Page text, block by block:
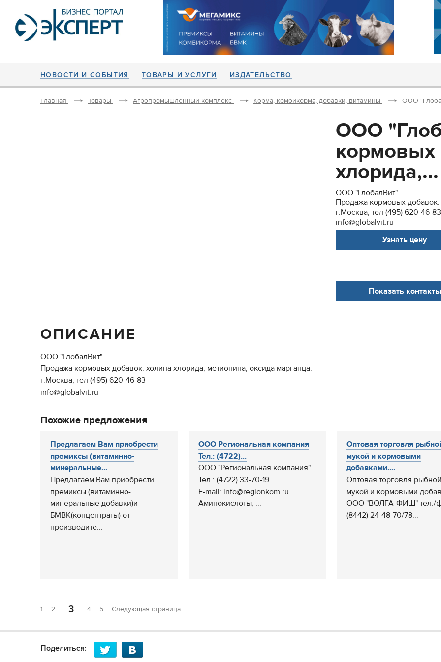
НОВОСТИ И СОБЫТИЯ ТОВАРЫ И УСЛУГИ ИЗДАТЕЛЬСТВО
Главная Товары Агропромышленный комплекс Корма, комбикорма, добавки, витамины ООО
ООО
кормовых
хлорида,...
ООО "ГлобалВит"
Продажа кормовых добавок:
г.Москва, тел (495) 620-46-83
info@globalvit.ru
Узнать цену
Показать контакты
ОПИСАНИЕ
ООО "ГлобалВит"
Продажа кормовых добавок: холина хлорида, метионина, оксида марганца.
г.Москва, тел (495) 620-46-83
info@globalvit.ru
Похожие предложения
Предлагаем Вам приобрести
премиксы (витаминно-
минеральные...
Предлагаем Вам приобрести
премиксы (витаминно-
минеральные добавки)и
БМВК(концентраты) от
производите...
ООО Региональная компания
Тел.: (4722)...
ООО "Региональная компания"
Тел.: (4722) 33-70-19
E-mail: info@regionkom.ru
Аминокислоты, ...
Оптовая торговля
мукой и кормовыми
добавками....
Оптовая торговля рыбной
мукой и кормовыми
ООО "ВОЛГА-ФИШ" тел./
(8442) 24-48-70/78...
1 2 3 4 5 Следующая страница
Поделиться: